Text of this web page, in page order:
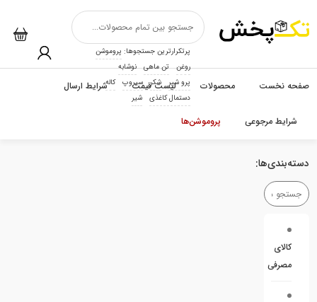
پرتکرارترین جستجوها: پروموشن
روغن
تن ماهی
نوشابه
پرو شیر
شکر سیروپ
کاله
دستمال کاغذی
شیر
صفحه نخست محصولات لیست قیمت شرایط ارسال
شرایط مرجوعی پروموشن‌ها
دسته‌بندی‌ها:
کالای
مصرفی